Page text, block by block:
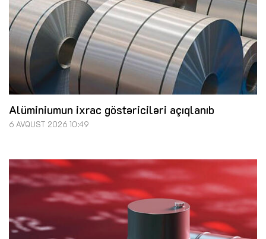
Alüminiumun ixrac göstəriciləri açıqlanıb
6 AVQUST 2026 10:49